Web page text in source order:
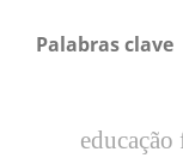
Palabras clave